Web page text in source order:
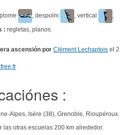
, despolm , vertical
,
: regletas, planos.
ascensión por Clément Lechaptois el 2
:
Alpes, Isère (38), Grenoble, Rioupéroux.
las otras escuelas 200 km alrededor.